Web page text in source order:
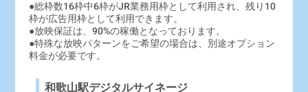
●総枠数16枠中6枠がJR業務用枠として利用され、残り10
枠が広告用枠として利用できます。
●放映保証は、90%の稼働となっております。
●特殊な放映パターンをご希望の場合は、別途オプション
料金が必要です。
和歌山駅デジタルサイネージ